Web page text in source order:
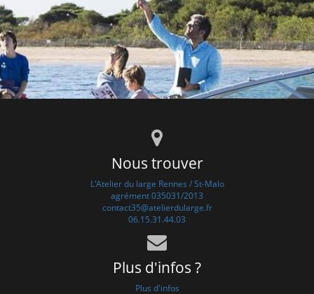
Nous trouver
L'Atelier du large Rennes / St-Malo
agrément 035031/2013
contact35@atelierdularge.fr
06.15.31.44.03
Plus d'infos ?
Plus d'infos